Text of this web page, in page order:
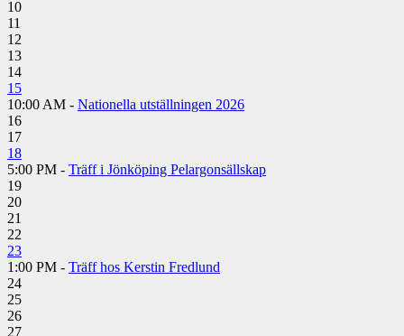
10
11
12
13
14
15
10:00 AM - Nationella utställningen 2026
16
17
18
5:00 PM - Träff i Jönköping Pelargonsällskap
19
20
21
22
23
1:00 PM - Träff hos Kerstin Fredlund
24
25
26
27